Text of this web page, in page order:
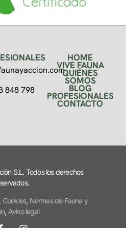
848 798
HOME
VIVE FAUNA
QUIÉNES
SOMOS
BLOG
PROFESIONALES
CONTACTO
S.L. Todos los derechos
, Cookies, Normas de Fauna y
, Aviso legal